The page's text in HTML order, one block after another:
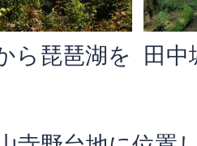
ら琵琶湖を
田中